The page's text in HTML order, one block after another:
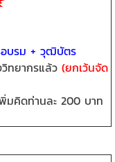
อบรม + วุฒิบัตร
วิทยากรแล้ว(ยกเว้นจัด
มคิดท่านละ 200 บาท